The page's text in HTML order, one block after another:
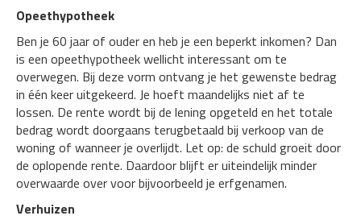
Opeethypotheek
Ben je 60 jaar of ouder en heb je een beperkt inkomen? Dan
is een opeethypotheek wellicht interessant om te
overwegen. Bij deze vorm ontvang je het gewenste bedrag
in één keer uitgekeerd. Je hoeft maandelijks niet af te
lossen. De rente wordt bij de lening opgeteld en het totale
bedrag wordt doorgaans terugbetaald bij verkoop van de
woning of wanneer je overlijdt. Let op: de schuld groeit door
de oplopende rente. Daardoor blijft er uiteindelijk minder
overwaarde over voor bijvoorbeeld je erfgenamen.
Verhuizen